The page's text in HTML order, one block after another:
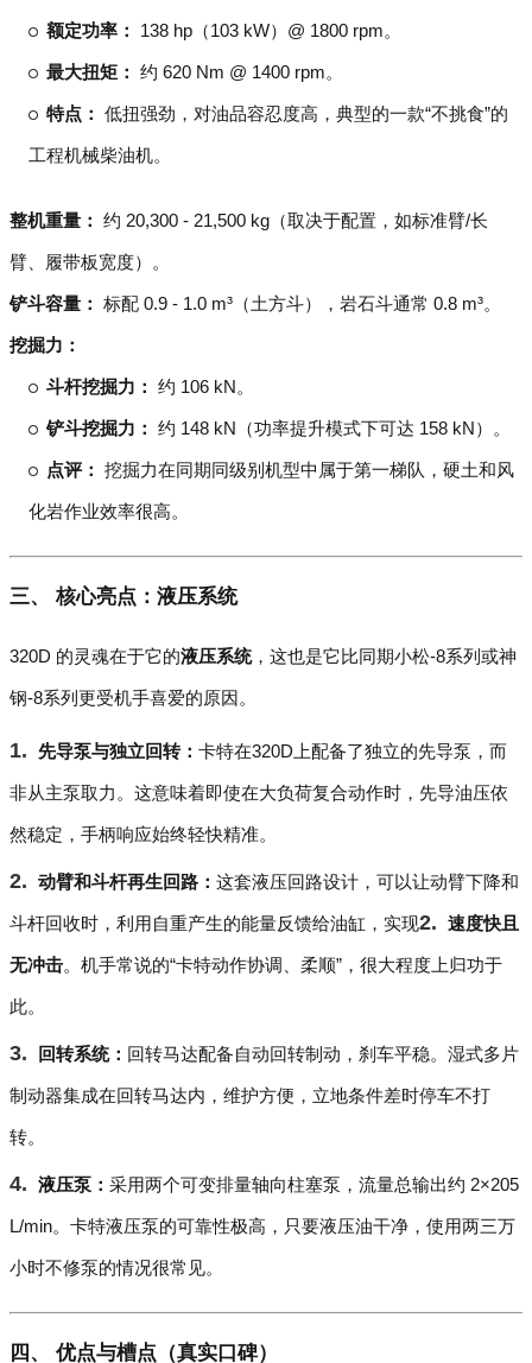
额定功率： 138 hp（103 kW）@ 1800 rpm。
最大扭矩： 约 620 Nm @ 1400 rpm。
特点： 低扭强劲，对油品容忍度高，典型的一款“不挑食”的
工程机械柴油机。
整机重量： 约 20,300 - 21,500 kg（取决于配置，如标准臂/长
臂、履带板宽度）。
铲斗容量： 标配 0.9 - 1.0 m³（土方斗），岩石斗通常 0.8 m³。
挖掘力：
斗杆挖掘力： 约 106 kN。
铲斗挖掘力： 约 148 kN（功率提升模式下可达 158 kN）。
点评： 挖掘力在同期同级别机型中属于第一梯队，硬土和风
化岩作业效率很高。
三、 核心亮点：液压系统
320D 的灵魂在于它的液压系统，这也是它比同期小松-8系列或神
钢-8系列更受机手喜爱的原因。
先导泵与独立回转： 卡特在320D上配备了独立的先导泵，而
非从主泵取力。这意味着即使在大负荷复合动作时，先导油压依
然稳定，手柄响应始终轻快精准。
动臂和斗杆再生回路： 这套液压回路设计，可以让动臂下降和
斗杆回收时，利用自重产生的能量反馈给油缸，实现 速度快且
无冲击。机手常说的“卡特动作协调、柔顺”，很大程度上归功于
此。
回转系统： 回转马达配备自动回转制动，刹车平稳。湿式多片
制动器集成在回转马达内，维护方便，立地条件差时停车不打
转。
液压泵： 采用两个可变排量轴向柱塞泵，流量总输出约 2×205
L/min。卡特液压泵的可靠性极高，只要液压油干净，使用两三万
小时不修泵的情况很常见。
四、 优点与槽点（真实口碑）